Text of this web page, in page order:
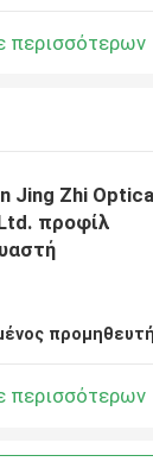
περισσότερων
Jing Zhi
προφίλ
περισσότερων